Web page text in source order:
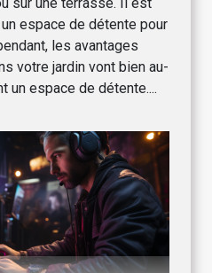
espace de détente pour
les avantages
votre jardin vont bien au-
un espace de détente....